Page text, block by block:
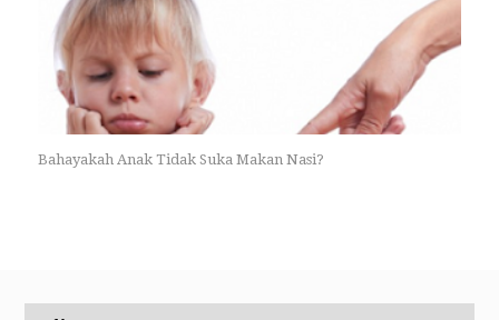
Bahayakah Anak Tidak Suka Makan Nasi?